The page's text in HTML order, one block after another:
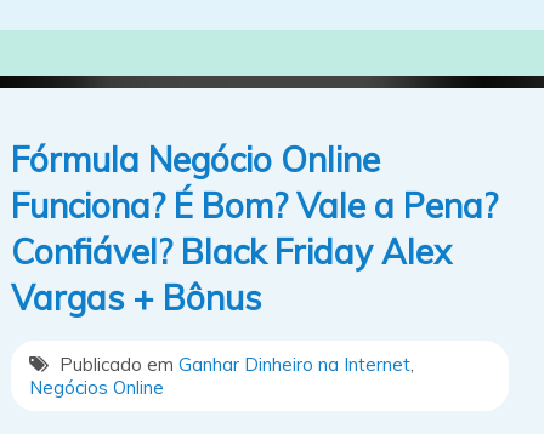
Fórmula Negócio Online
Funciona? É Bom? Vale a Pena?
Confiável? Black Friday Alex
Vargas + Bônus
Publicado em Ganhar Dinheiro na Internet,
Negócios Online